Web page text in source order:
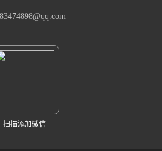
扫描添加微信